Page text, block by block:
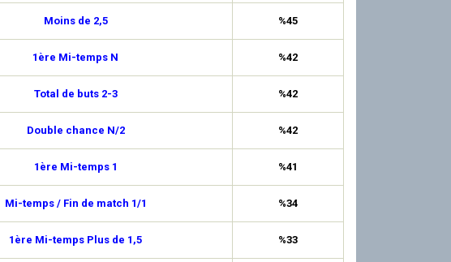
Moins de 2,5 %45
1ère Mi-temps N %42
Total de buts 2-3 %42
Double chance N/2 %42
1ère Mi-temps 1 %41
Mi-temps / Fin de match 1/1 %34
1ère Mi-temps Plus de 1,5 %33